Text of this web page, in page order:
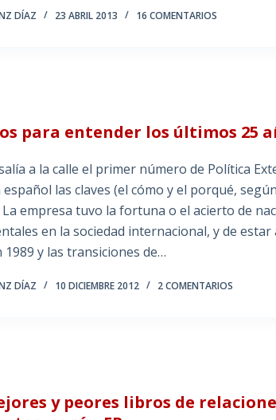
DÍAZ 23 ABRIL 2013 16 COMENTARIOS
para entender los últimos 25
a la calle el primer número de Política
las claves (el cómo y el porqué,
La empresa tuvo la fortuna o el acierto de
en la sociedad internacional, y de
1989 y las transiciones de…
DÍAZ 10 DICIEMBRE 2012 2 COMENTARIOS
y peores libros de